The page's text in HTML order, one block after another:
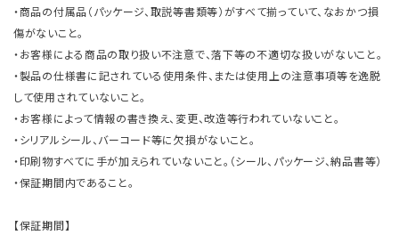
・商品の付属品（パッケージ、取説等書類等）がすべて揃っていて、なおかつ損
傷がないこと。
・お客様による商品の取り扱い不注意で、落下等の不適切な扱いがないこと。
・製品の仕様書に記されている使用条件、または使用上の注意事項等を逸脱
して使用されていないこと。
・お客様によって情報の書き換え、変更、改造等行われていないこと。
・シリアルシール、バーコード等に欠損がないこと。
・印刷物すべてに手が加えられていないこと。（シール、パッケージ、納品書等）
・保証期間内であること。
【保証期間】